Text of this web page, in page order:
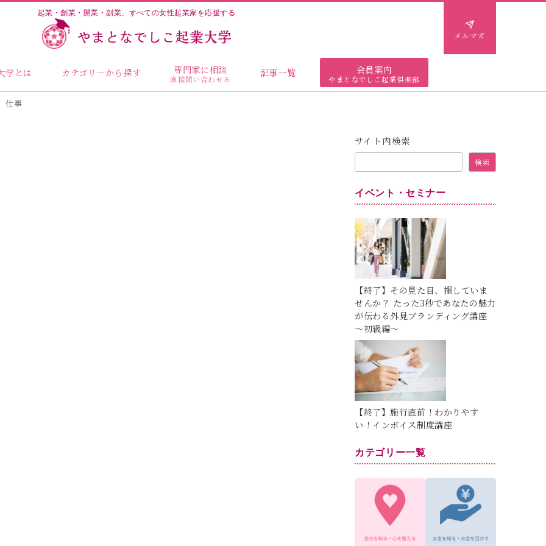
起業・創業・開業・副業、すべての女性起業家を応援する
メルマガ
学とは カテゴリ―から探す 専門家に相談
直接問い合わせる
記事一覧 会員案内
やまとなでしこ起業俱楽部
仕事
サイト内検索
検索
イベント・セミナー
【終了】その見た目、損していま
せんか？ たった3秒であなたの魅力
が伝わる外見ブランディング講座
～初級編～
【終了】施行直前！わかりやす
い！インボイス制度講座
カテゴリー一覧